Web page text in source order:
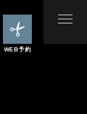
WEB予約